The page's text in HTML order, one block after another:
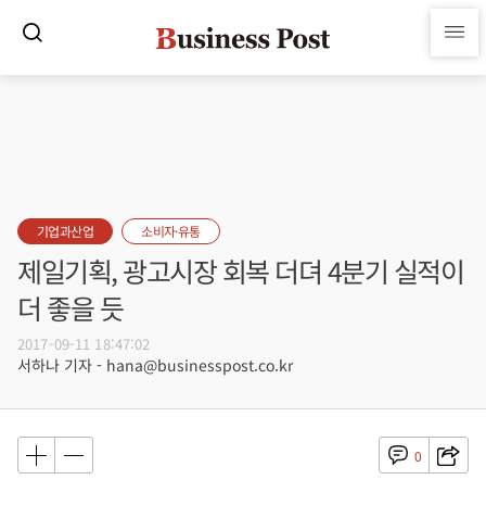
기업과산업 소비자·유통
제일기획, 광고시장 회복 더뎌 4분기 실적이
더 좋을 듯
2017-09-11 18:47:02
서하나 기자 - hana@businesspost.co.kr
0